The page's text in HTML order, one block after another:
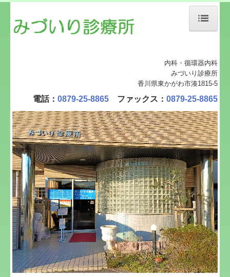
地図、交通案内
個人情報保護方針
内科・循環器内科
みづいり診療所
香川県東かがわ市湊1815-5
電話： 0879-25-8865ファックス： 0879-25-8865